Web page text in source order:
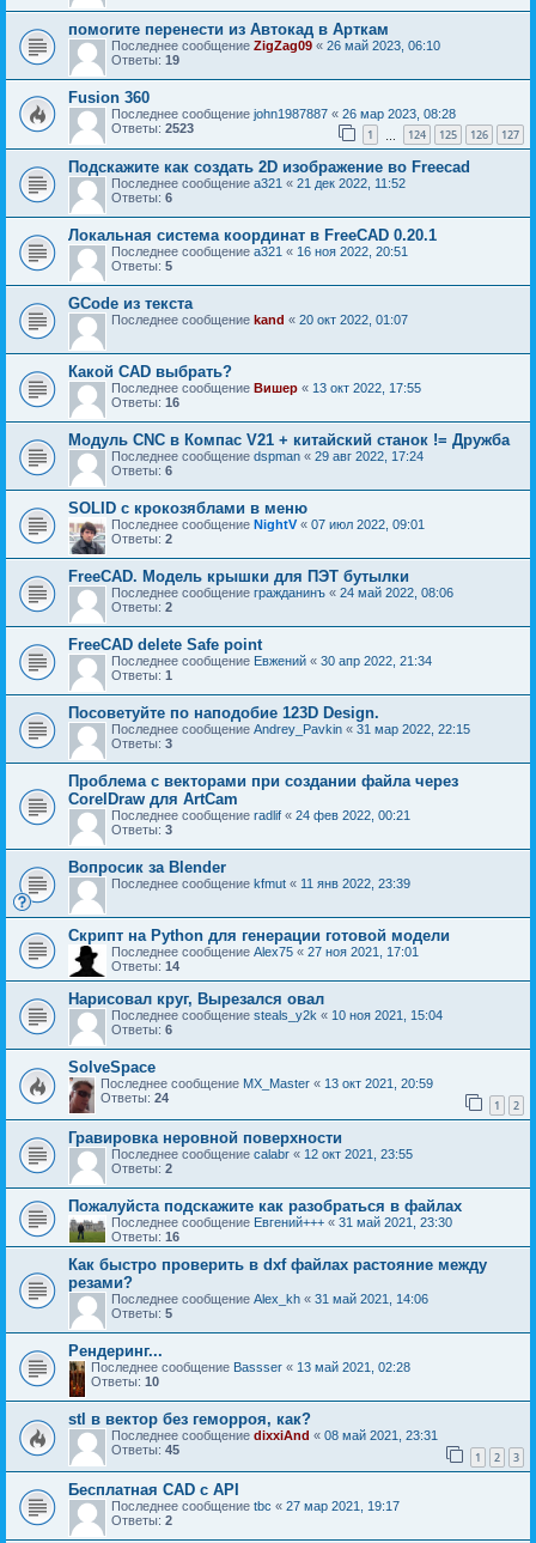
помогите перенести из Автокад в Арткам
Последнее сообщение ZigZag09 « 26 май 2023, 06:10
Ответы: 19
Fusion 360
Последнее сообщение john1987887 « 26 мар 2023, 08:28
Ответы: 2523 1 124 125 126 127
Подскажите как создать 2D изображение во Freecad
Последнее сообщение a321 « 21 дек 2022, 11:52
Ответы: 6
Локальная система координат в FreeCAD 0.20.1
Последнее сообщение a321 « 16 ноя 2022, 20:51
Ответы: 5
GCode из текста
Последнее сообщение kand « 20 окт 2022, 01:07
Какой CAD выбрать?
Последнее сообщение Вишер « 13 окт 2022, 17:55
Ответы: 16
Модуль CNC в Компас V21 + китайский станок != Дружба
Последнее сообщение dspman « 29 авг 2022, 17:24
Ответы: 6
SOLID с крокозяблами в меню
Последнее сообщение NightV« 07 июл 2022, 09:01
Ответы: 2
FreeCAD. Модель крышки для ПЭТ бутылки
Последнее сообщение гражданинъ « 24 май 2022, 08:06
Ответы: 2
FreeCAD delete Safe point
Последнее сообщение Евжений « 30 апр 2022, 21:34
Ответы: 1
Посоветуйте по наподобие 123D Design.
Последнее сообщение Andrey_Pavkin « 31 мар 2022, 22:15
Ответы: 3
Проблема с векторами при создании файла через
CorelDraw для ArtCam
Последнее сообщение radlif « 24 фев 2022, 00:21
Ответы: 3
Вопросик за Blender
Последнее сообщение kfmut « 11 янв 2022, 23:39
Скрипт на Python для генерации готовой модели
Последнее сообщение Alex75 « 27 ноя 2021, 17:01
Ответы: 14
Нарисовал круг, Вырезался овал
Последнее сообщение steals_y2k « 10 ноя 2021, 15:04
Ответы: 6
SolveSpace
Последнее сообщение MX_Master « 13 окт 2021, 20:59
Ответы: 24 1 2
Гравировка неровной поверхности
Последнее сообщение calabr « 12 окт 2021, 23:55
Ответы: 2
Пожалуйста подскажите как разобраться в файлах
Последнее сообщение Евгений+++ « 31 май 2021, 23:30
Ответы: 16
Как быстро проверить в dxf файлах растояние между
резами?
Последнее сообщение Alex_kh « 31 май 2021, 14:06
Ответы: 5
Рендеринг...
Последнее сообщение Bassser « 13 май 2021, 02:28
Ответы: 10
stl в вектор без геморроя, как?
Последнее сообщение dixxiAnd « 08 май 2021, 23:31
Ответы: 45 1 2 3
Бесплатная CAD с API
Последнее сообщение tbc « 27 мар 2021, 19:17
Ответы: 2